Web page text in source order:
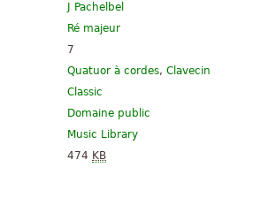
J Pachelbel
Ré majeur
7
Quatuor à cordes,Clavecin
Classic
Domaine public
Music Library
474 KB